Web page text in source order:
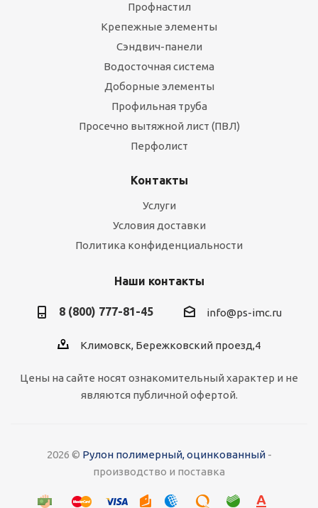
Профнастил
Крепежные элементы
Сэндвич-панели
Водосточная система
Доборные элементы
Профильная труба
Просечно вытяжной лист (ПВЛ)
Перфолист
Контакты
Услуги
Условия доставки
Политика конфиденциальности
Наши контакты
8 (800) 777-81-45 info@ps-imc.ru
Климовск, Бережковский проезд,4
Цены на сайте носят ознакомительный характер и не
являются публичной офертой.
2026 © Рулон полимерный, оцинкованный-
производство и поставка